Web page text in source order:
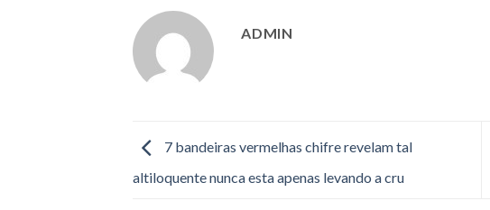
ADMIN
7 bandeiras vermelhas chifre revelam tal
altiloquente nunca esta apenas levando a cru